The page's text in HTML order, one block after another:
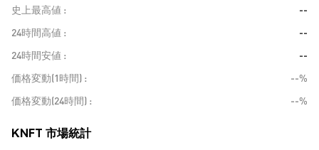
史上最高値
--
24時間高値
--
24時間安値
--
価格変動(1時間)
--%
価格変動(24時間)
--%
KNFT 市場統計